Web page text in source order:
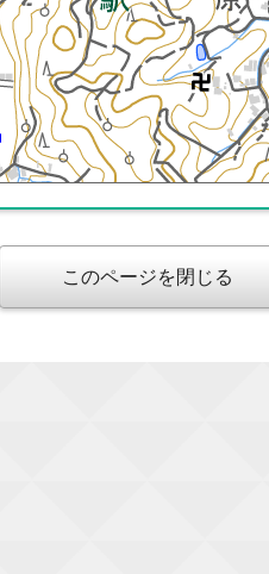
このページを閉じる